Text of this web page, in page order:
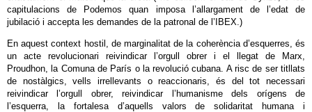
capitulacions de Podemos quan imposa l’allargament de l’edat de
jubilació i accepta les demandes de la patronal de l’IBEX.)
En aquest context hostil, de marginalitat de la coherència d’esquerres, és
un acte revolucionari reivindicar l’orgull obrer i el llegat de Marx,
Proudhon, la Comuna de París o la revolució cubana. A risc de ser titllats
de nostàlgics, vells irrellevants o reaccionaris, és del tot necessari
reivindicar l’orgull obrer, reivindicar l’humanisme dels orígens de
l’esquerra, la fortalesa d’aquells valors de solidaritat humana i